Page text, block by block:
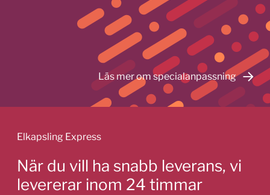
Läs mer om specialanpassning
Elkapsling Express
När du vill ha snabb leverans, vi
levererar inom 24 timmar